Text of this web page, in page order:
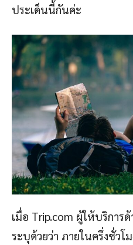
ประเด็นนี้กันค่ะ
เมื่อ Trip.com ผู้ให้บริการ
ระบุด้วยว่า ภายในครึ่งชั่วโ